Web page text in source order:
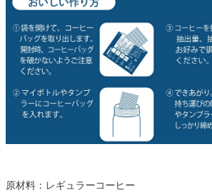
原材料：レギュラーコーヒー